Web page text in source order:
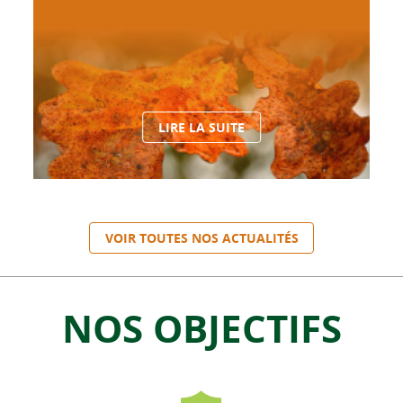
LIRE LA SUITE
VOIR TOUTES NOS ACTUALITÉS
NOS OBJECTIFS